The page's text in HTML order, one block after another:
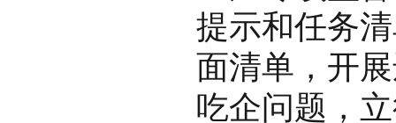
提示和任务
面清单，开
吃企问题，